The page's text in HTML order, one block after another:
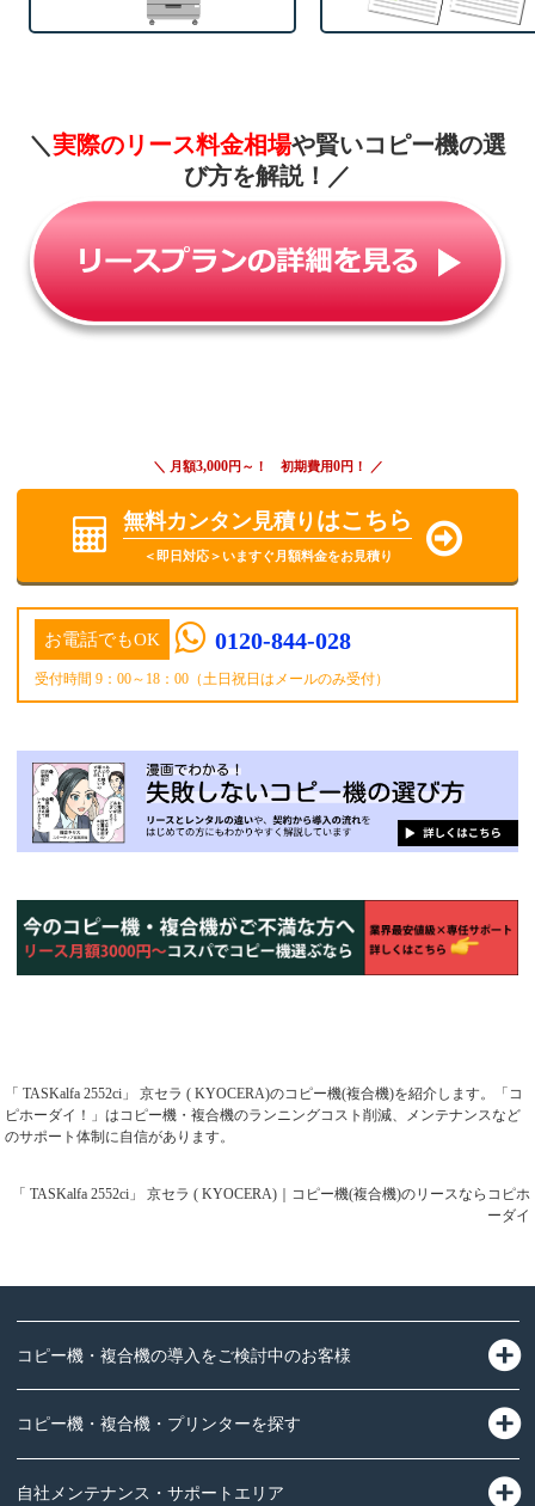
＼実際のリース料金相場や賢いコピー機の選
び方を解説！ ／
＼ 月額3,000円～！ 初期費用0円！ ／
無料カンタン見積り はこちら
＜即日対応＞いますぐ月額料金をお見積り
お電話でもOK 0120-844-028
受付時間 9：00～18：00（土日祝日はメールのみ受付）
「 TASKalfa 2552ci」 京セラ ( KYOCERA)のコピー機(複合機)を紹介します。「コ
ピホーダイ！」はコピー機・複合機のランニングコスト削減、メンテナンスなど
のサポート体制に自信があります。
「 TASKalfa 2552ci」 京セラ ( KYOCERA)｜コピー機(複合機)のリースならコピホ
ーダイ
コピー機・複合機の導入をご検討中のお客様
コピー機・複合機・プリンターを探す
自社メンテナンス・サポートエリア